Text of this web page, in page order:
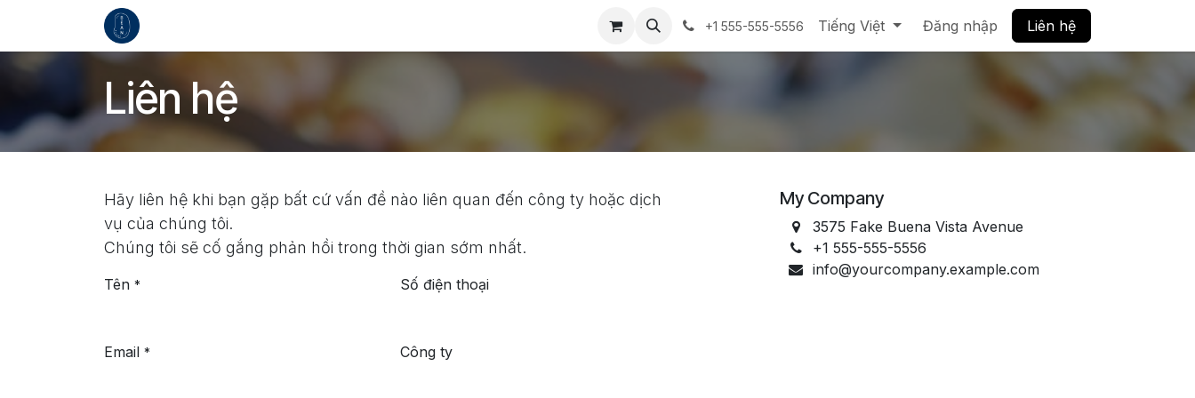
Bỏ qua để đến Nội dung
+1 555-555-5556 Tiếng Việt Đăng nhập Liên hệ
Liên hệ
Hãy liên hệ khi bạn gặp bất cứ vấn đề nào liên quan đến công ty hoặc dịch
vụ của chúng tôi.
Chúng tôi sẽ cố gắng phản hồi trong thời gian sớm nhất.
Tên * Số điện thoại
Email * Công ty
My Company
3575 Fake Buena Vista Avenue
+1 555-555-5556
info@yourcompany.example.com